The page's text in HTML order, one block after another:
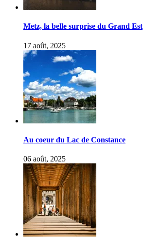
Metz, la belle surprise du Grand Est
17 août, 2025
Au coeur du Lac de Constance
06 août, 2025